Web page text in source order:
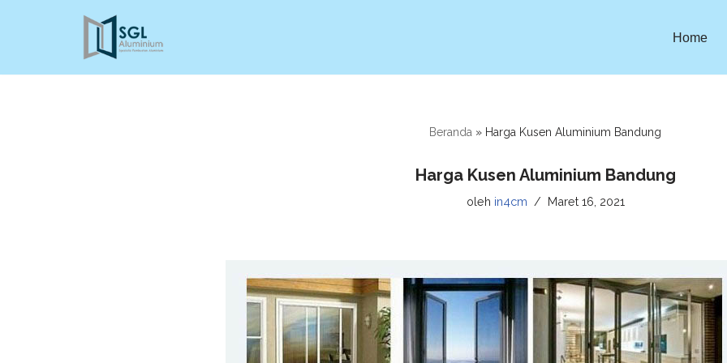
Home
Beranda » Harga Kusen Aluminium Bandung
Harga Kusen Aluminium Bandung
oleh in4cm Maret 16, 2021